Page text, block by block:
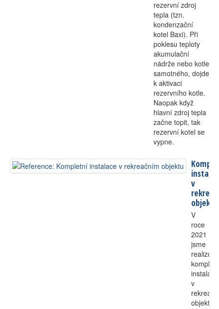
rezervní zdroj
tepla (tzn.
kondenzační
kotel Baxi). Při
poklesu teploty
akumulační
nádrže nebo kotle
samotného, dojde
k aktivaci
rezervního kotle.
Naopak když
hlavní zdroj tepla
začne topit, tak
rezervní kotel se
vypne.
v
objektu
V
roce
2021
jsme
instalace
v
objektu